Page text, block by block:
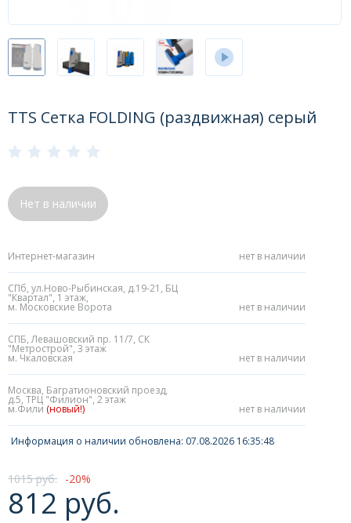
TTS Сетка FOLDING (раздвижная) серый
Нет в наличии
Интернет-магазин нет в наличии
СПб, ул.Ново-Рыбинская, д.19-21, БЦ
"Квартал", 1 этаж,
м. Московские Ворота нет в наличии
СПБ, Левашовский пр. 11/7, СК
"Метрострой", 3 этаж
м. Чкаловская нет в наличии
Москва, Багратионовский проезд,
д.5, ТРЦ "Филион", 2 этаж
м.Фили (новый!) нет в наличии
Информация о наличии обновлена: 07.08.2026 16:35:48
1015 руб. 20
812 руб.